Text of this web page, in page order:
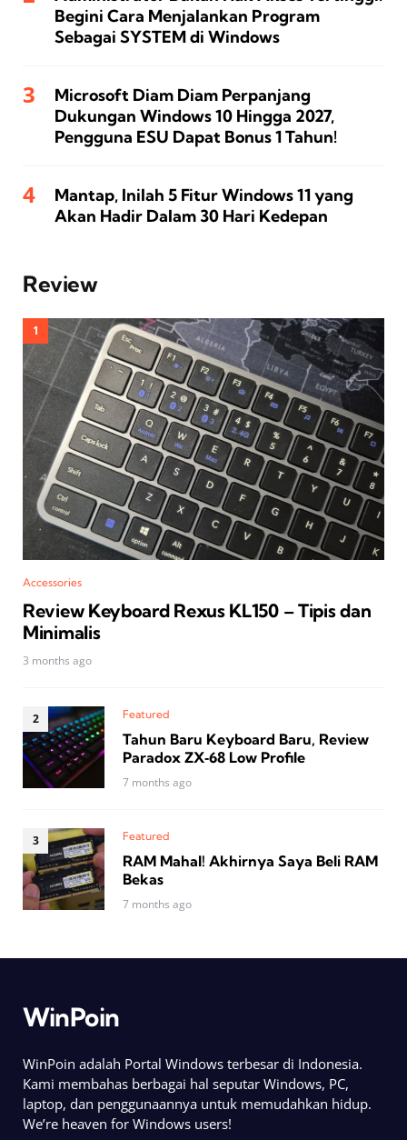
Begini Cara Menjalankan Program
Sebagai SYSTEM di Windows
Microsoft Diam Diam Perpanjang
Dukungan Windows 10 Hingga 2027,
Pengguna ESU Dapat Bonus 1 Tahun!
Mantap, Inilah 5 Fitur Windows 11 yang
Akan Hadir Dalam 30 Hari Kedepan
Review
Accessories
Review Keyboard Rexus KL150 – Tipis dan
Minimalis
3 months ago
Featured
Tahun Baru Keyboard Baru, Review
Paradox ZX‑68 Low Profile
7 months ago
Featured
RAM Mahal! Akhirnya Saya Beli RAM
Bekas
7 months ago
WinPoin
WinPoin adalah Portal Windows terbesar di Indonesia.
Kami membahas berbagai hal seputar Windows, PC,
laptop, dan penggunaannya untuk memudahkan hidup.
We’re heaven for Windows users!